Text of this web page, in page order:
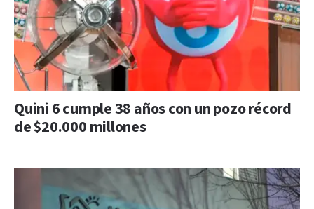
Quini 6 cumple 38 años con un pozo récord
de $20.000 millones